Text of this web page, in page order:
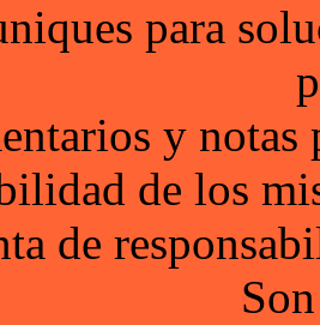
para
y notas
de los
de